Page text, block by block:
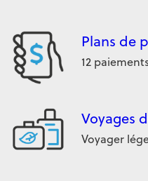
Plans de
12
Voyages
Voyager